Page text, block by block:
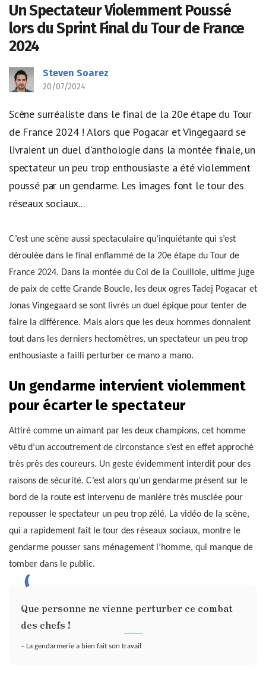
Un Spectateur Violemment Poussé
lors du Sprint Final du Tour de France
2024
Steven Soarez
20/07/2024
Scène surréaliste dans le final de la 20e étape du Tour
de France 2024 ! Alors que Pogacar et Vingegaard se
livraient un duel d'anthologie dans la montée finale, un
spectateur un peu trop enthousiaste a été violemment
poussé par un gendarme. Les images font le tour des
réseaux sociaux...
C’est une scène aussi spectaculaire qu’inquiétante qui s’est
déroulée dans le final enflammé de la 20e étape du Tour de
France 2024. Dans la montée du Col de la Couillole, ultime juge
de paix de cette Grande Boucle, les deux ogres Tadej Pogacar et
Jonas Vingegaard se sont livrés un duel épique pour tenter de
faire la différence. Mais alors que les deux hommes donnaient
tout dans les derniers hectomètres, un spectateur un peu trop
enthousiaste a failli perturber ce mano a mano.
Un gendarme intervient violemment
pour écarter le spectateur
Attiré comme un aimant par les deux champions, cet homme
vêtu d’un accoutrement de circonstance s’est en effet approché
très près des coureurs. Un geste évidemment interdit pour des
raisons de sécurité. C’est alors qu’un gendarme présent sur le
bord de la route est intervenu de manière très musclée pour
repousser le spectateur un peu trop zélé. La vidéo de la scène,
qui a rapidement fait le tour des réseaux sociaux, montre le
gendarme pousser sans ménagement l’homme, qui manque de
tomber dans le public.
Que personne ne vienne perturber ce combat
des chefs !
– La gendarmerie a bien fait son travail